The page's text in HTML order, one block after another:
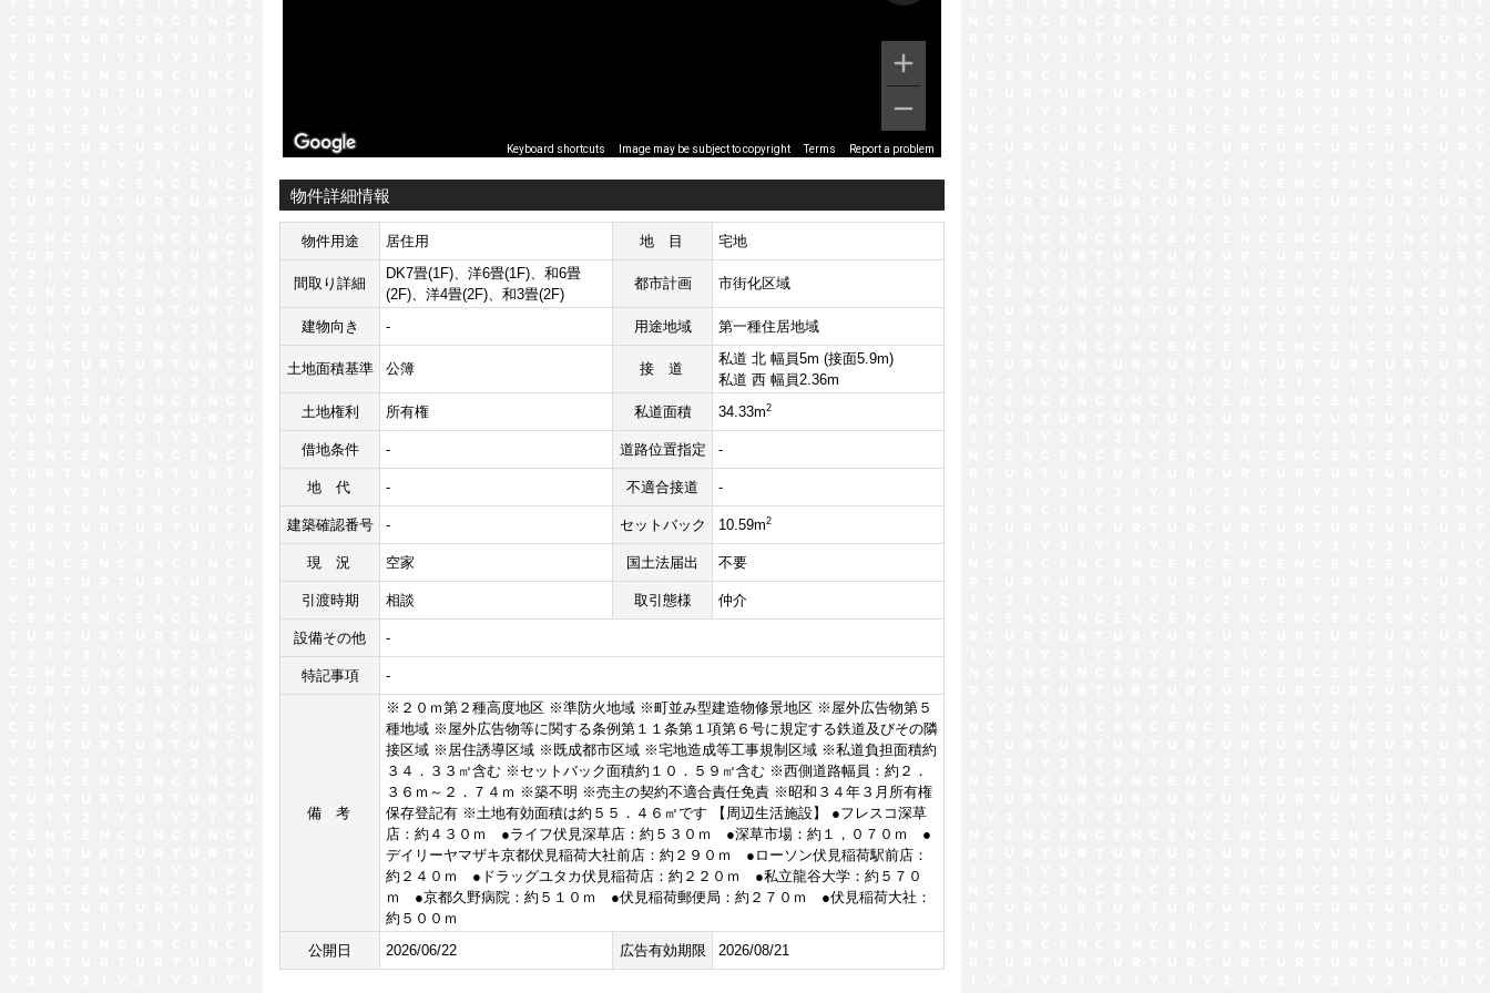
Keyboard shortcuts Image may be subject to copyright Terms Report a problem
物件詳細情報
物件用途 居住用 地目 宅地
間取り詳細
DK7畳(1F)、洋6畳(1F)、和6畳
(2F)、洋4畳(2F)、和3畳(2F)
都市計画 市街化区域
建物向き - 用途地域 第一種住居地域
土地面積基準 公簿 接道
私道 北 幅員5m (接面5.9m)
私道 西 幅員2.36m
土地権利
所有権 私道面積 34.33m2
借地条件 - 道路位置指定 -
地代 - 不適合接道 -
建築確認番号 - セットバック 10.59m2
現況 空家 国土法届出 不要
引渡時期 相談 取引態様 仲介
設備その他 -
特記事項 -
備考
※２０ｍ第２種高度地区 ※準防火地域 ※町並み型建造物修景地区 ※屋外広告物第５
種地域 ※屋外広告物等に関する条例第１１条第１項第６号に規定する鉄道及びその隣
接区域 ※居住誘導区域 ※既成都市区域 ※宅地造成等工事規制区域 ※私道負担面積約
３４．３３㎡含む ※セットバック面積約１０．５９㎡含む ※西側道路幅員：約２．
３６ｍ～２．７４ｍ ※築不明 ※売主の契約不適合責任免責 ※昭和３４年３月所有権
保存登記有 ※土地有効面積は約５５．４６㎡です 【周辺生活施設】 ●フレスコ深草
店：約４３０ｍ ●ライフ伏見深草店：約５３０ｍ ●深草市場：約１，０７０ｍ ●
デイリーヤマザキ京都伏見稲荷大社前店：約２９０ｍ ●ローソン伏見稲荷駅前店：
約２４０ｍ ●ドラッグユタカ伏見稲荷店：約２２０ｍ ●私立龍谷大学：約５７０
ｍ ●京都久野病院：約５１０ｍ ●伏見稲荷郵便局：約２７０ｍ ●伏見稲荷大社：
約５００ｍ
公開日
2026/06/22 広告有効期限 2026/08/21